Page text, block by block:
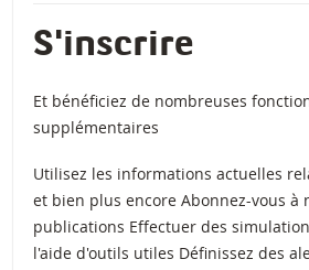
S'inscrire
Et bénéficiez de nombreuses
supplémentaires
Utilisez les informations actuelles
et bien plus encore Abonnez-vous à
publications Effectuer des
l'aide d'outils utiles Définissez des